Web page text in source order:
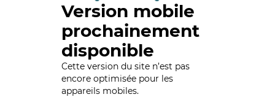
Version mobile
prochainement
disponible
Cette version du site n’est pas
encore optimisée pour les
appareils mobiles.